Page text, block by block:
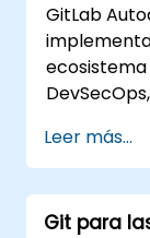
GitLab
análisis de
estándar
desean
GitLab sin
Leer más...
Git para